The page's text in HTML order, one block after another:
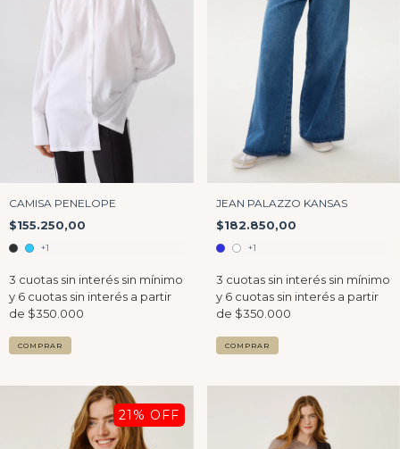
CAMISA PENELOPE
$155.250,00
+1
COMPRAR
JEAN PALAZZO KANSAS
$182.850,00
+1
COMPRAR
21 % OFF